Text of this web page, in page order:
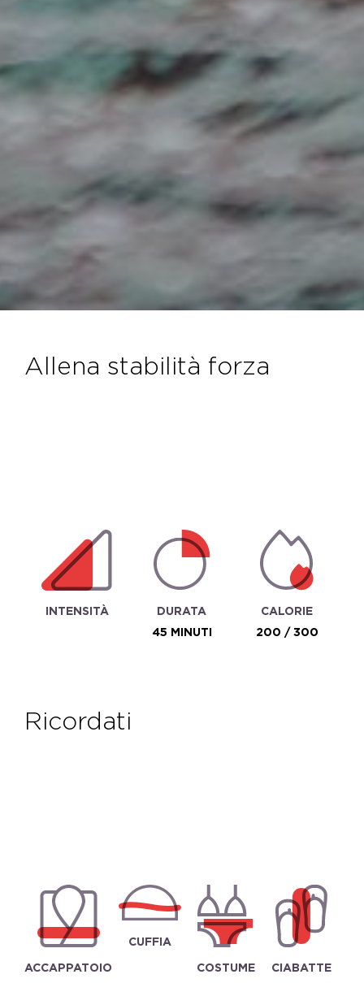
allena stabilità forza
INTENSITÀ
DURATA
45 MINUTI
CALORIE
200 / 300
ricordati
ACCAPPATOIO
CUFFIA
COSTUME
CIABATTE